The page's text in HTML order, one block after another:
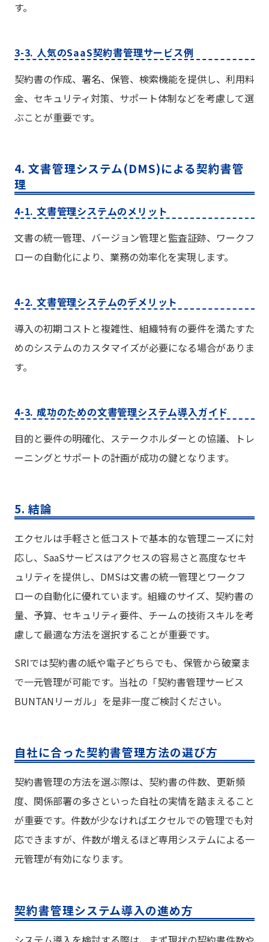
す。
3-3. 人気のSaaS契約書管理サービス例
契約書の作成、署名、保管、検索機能を提供し、利用料
金、セキュリティ対策、サポート体制などを考慮して選
ぶことが重要です。
4. 文書管理システム(DMS)による契約書管
理
4-1. 文書管理システムのメリット
文書の統一管理、バージョン管理と監査証跡、ワークフ
ローの自動化により、業務の効率化を実現します。
4-2. 文書管理システムのデメリット
導入の初期コストと複雑性、組織特有の要件を満たすた
めのシステムのカスタマイズが必要になる場合がありま
す。
4-3. 成功のための文書管理システム導入ガイド
目的と要件の明確化、ステークホルダーとの協議、トレ
ーニングとサポートの計画が成功の鍵となります。
5. 結論
エクセルは手軽さと低コストで基本的な管理ニーズに対
応し、SaaSサービスはアクセスの容易さと高度なセキ
ュリティを提供し、DMSは文書の統一管理とワークフ
ローの自動化に優れています。組織のサイズ、契約書の
量、予算、セキュリティ要件、チームの技術スキルを考
慮して最適な方法を選択することが重要です。
SRIでは契約書の紙や電子どちらでも、保管から破棄ま
で一元管理が可能です。当社の「契約書管理サービス
BUNTANリーガル」を是非一度ご検討ください。
自社に合った契約書管理方法の選び方
契約書管理の方法を選ぶ際は、契約書の件数、更新頻
度、関係部署の多さといった自社の実情を踏まえること
が重要です。件数が少なければエクセルでの管理でも対
応できますが、件数が増えるほど専用システムによる一
元管理が有効になります。
契約書管理システム導入の進め方